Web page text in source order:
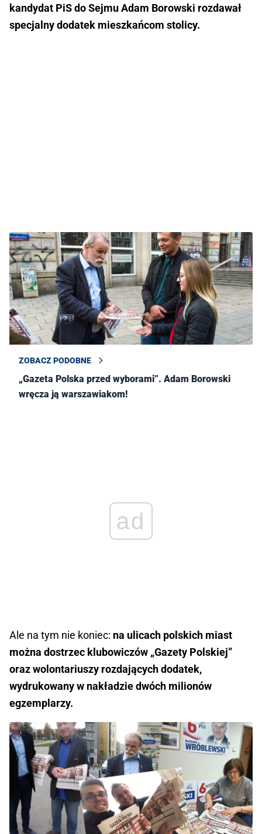
kandydat PiS do Sejmu Adam Borowski rozdawał
specjalny dodatek mieszkańcom stolicy.
ZOBACZ PODOBNE
„Gazeta Polska przed wyborami”. Adam Borowski
wręcza ją warszawiakom!
ad
Ale na tym nie koniec: na ulicach polskich miast
można dostrzec klubowiczów „Gazety Polskiej”
oraz wolontariuszy rozdających dodatek,
wydrukowany w nakładzie dwóch milionów
egzemplarzy.